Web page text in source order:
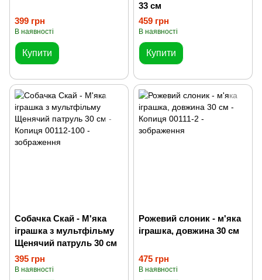
399 грн
В наявності
Купити
33 см
459 грн
В наявності
Купити
Собачка Скай - М'яка
іграшка з мультфільму
Щенячий патруль 30 см
395 грн
В наявності
Рожевий слоник - м'яка
іграшка, довжина 30 см
475 грн
В наявності